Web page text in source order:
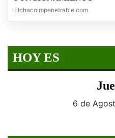
Elchacoimpenetrable.com
HOY ES
6 de